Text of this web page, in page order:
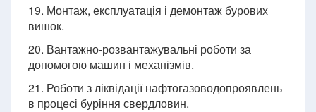
19. Монтаж, експлуатація і демонтаж бурових
вишок.
20. Вантажно-розвантажувальні роботи за
допомогою машин і механізмів.
21. Роботи з ліквідації нафтогазоводопроявлень
в процесі буріння свердловин.